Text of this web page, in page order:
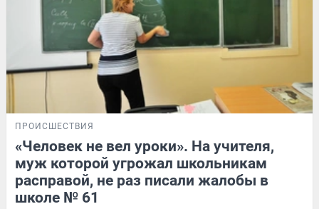
ПРОИСШЕСТВИЯ
«Человек не вел уроки». На учителя,
муж которой угрожал школьникам
расправой, не раз писали жалобы в
школе № 61